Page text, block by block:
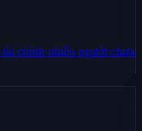
chính nhiều người chưa